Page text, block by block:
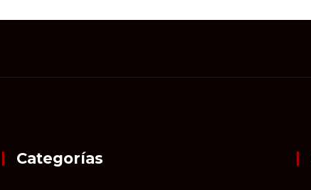
Categorías